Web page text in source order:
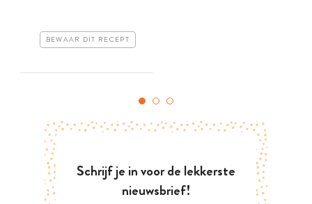
BEWAAR DIT RECEPT
Schrijf je in voor de lekkerste
nieuwsbrief!